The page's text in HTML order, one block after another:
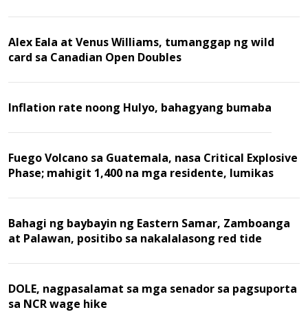
Alex Eala at Venus Williams, tumanggap ng wild
card sa Canadian Open Doubles
Inflation rate noong Hulyo, bahagyang bumaba
Fuego Volcano sa Guatemala, nasa Critical Explosive
Phase; mahigit 1,400 na mga residente, lumikas
Bahagi ng baybayin ng Eastern Samar, Zamboanga
at Palawan, positibo sa nakalalasong red tide
DOLE, nagpasalamat sa mga senador sa pagsuporta
sa NCR wage hike